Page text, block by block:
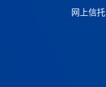
网上信托